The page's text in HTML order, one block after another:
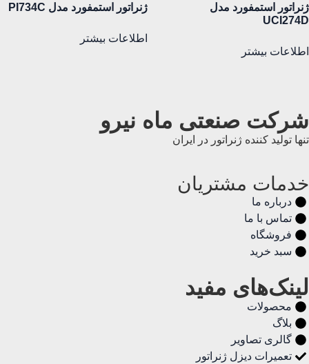
ژنراتور استمفورد مدل
UCI274D
اطلاعات بیشتر
ژنراتور استمفورد مدل PI734C
اطلاعات بیشتر
شرکت صنعتی ماه نیرو
تنها تولید کننده ژنراتور در ایران
خدمات مشتریان
درباره ما
تماس با ما
فروشگاه
سبد خرید
لینک‌های مفید
محصولات
بلاگ
گالری تصاویر
تعمیرات دیزل ژنراتور